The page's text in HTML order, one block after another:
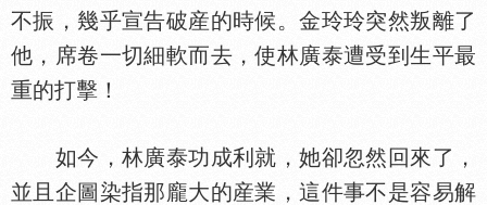
不振，幾乎宣告破産的時候。金玲玲突然叛離了
他，席卷一切細軟而去，使林廣泰遭受到生平最
重的打擊！
如今，林廣泰功成利就，她卻忽然回來了，
並且企圖染指那龐大的産業，這件事不是容易解